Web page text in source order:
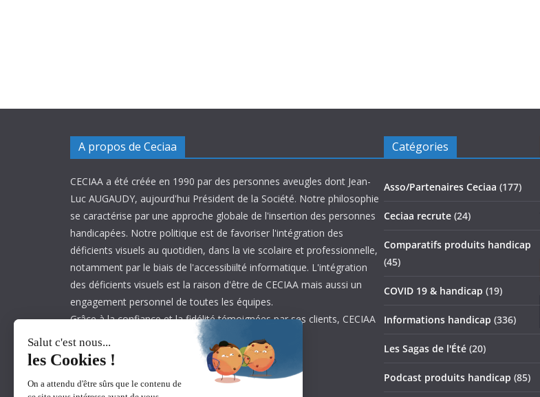
A propos de Ceciaa
CECIAA a été créée en 1990 par des personnes aveugles dont Jean-
Luc AUGAUDY, aujourd'hui Président de la Société. Notre philosophie
se caractérise par une approche globale de l'insertion des personnes
handicapées. Notre politique est de favoriser l'intégration des
déficients visuels au quotidien, dans la vie scolaire et professionnelle,
notamment par le biais de l'accessibiilté informatique. L'intégration
des déficients visuels est la raison d'être de CECIAA mais aussi un
engagement personnel de toutes les équipes.
Grâce à la confiance et la fidélité témoignées par ses clients, CECIAA
est aujourd’hui leader sur son marché.
Catégories
Asso/Partenaires Ceciaa (177)
Ceciaa recrute (24)
Comparatifs produits handicap
(45)
COVID 19 & handicap (19)
Informations handicap (336)
Les Sagas de l'Été (20)
Podcast produits handicap (85)